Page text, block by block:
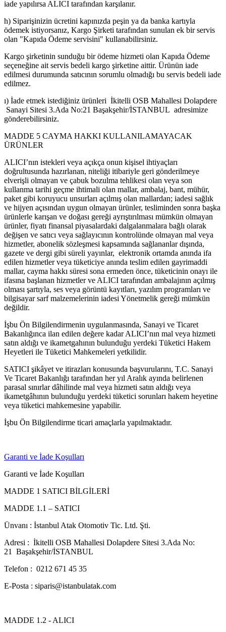
iade yapılırsa ALICI tarafından karşılanır.
h) Siparişinizin ücretini kapınızda peşin ya da banka kartıyla
ödemek istiyorsanız, Kargo Şirketi tarafından sunulan ek bir servis
olan "Kapıda Ödeme servisini" kullanabilirsiniz.
Kargo şirketinin sunduğu bir ödeme hizmeti olan Kapıda Ödeme
seçeneğine ait servis bedeli kargo şirketine aittir. Ürünün iade
edilmesi durumunda satıcının sorumlu olmadığı bu servis bedeli iade
edilmez.
ı) İade etmek istediğiniz ürünleri İkitelli OSB Mahallesi Dolapdere
Sanayi Sitesi 3.Ada No:21 Başakşehir/İSTANBUL adresimize
gönderebilirsiniz.
MADDE 5 CAYMA HAKKI KULLANILAMAYACAK
ÜRÜNLER
ALICI’nın istekleri veya açıkça onun kişisel ihtiyaçları
doğrultusunda hazırlanan, niteliği itibariyle geri gönderilmeye
elverişli olmayan ve çabuk bozulma tehlikesi olan veya son
kullanma tarihi geçme ihtimali olan mallar, ambalaj, bant, mühür,
paket gibi koruyucu unsurları açılmış olan mallardan; iadesi sağlık
ve hijyen açısından uygun olmayan ürünler, tesliminden sonra başka
ürünlerle karışan ve doğası gereği ayrıştırılması mümkün olmayan
ürünler, fiyatı finansal piyasalardaki dalgalanmalara bağlı olarak
değişen ve satıcı veya sağlayıcının kontrolünde olmayan mal veya
hizmetler, abonelik sözleşmesi kapsamında sağlananlar dışında,
gazete ve dergi gibi süreli yayınlar, elektronik ortamda anında ifa
edilen hizmetler veya tüketiciye anında teslim edilen gayrimaddi
mallar, cayma hakkı süresi sona ermeden önce, tüketicinin onayı ile
ifasına başlanan hizmetler ve ALICI tarafından ambalajının açılmış
olması şartıyla, ses veya görüntü kayıtları, yazılım programları ve
bilgisayar sarf malzemelerinin iadesi Yönetmelik gereği mümkün
değildir.
İşbu Ön Bilgilendirmenin uygulanmasında, Sanayi ve Ticaret
Bakanlığınca ilan edilen değere kadar ALICI’nın mal veya hizmeti
satın aldığı ve ikametgahının bulunduğu yerdeki Tüketici Hakem
Heyetleri ile Tüketici Mahkemeleri yetkilidir.
SATICI şikâyet ve itirazları konusunda başvurularını, T.C. Sanayi
Ve Ticaret Bakanlığı tarafından her yıl Aralık ayında belirlenen
parasal sınırlar dâhilinde mal veya hizmeti satın aldığı veya
ikametgâhının bulunduğu yerdeki tüketici sorunları hakem heyetine
veya tüketici mahkemesine yapabilir.
İşbu Ön Bilgilendirme ticari amaçlarla yapılmaktadır.
Garanti ve İade Koşulları
Garanti ve İade Koşulları
MADDE 1 SATICI BİLGİLERİ
MADDE 1.1 – SATICI
Ünvanı : İstanbul Atak Otomotiv Tic. Ltd. Şti.
Adresi : İkitelli OSB Mahallesi Dolapdere Sitesi 3.Ada No:
21 Başakşehir/İSTANBUL
Telefon : 0212 671 45 35
E-Posta : siparis@istanbulatak.com
MADDE 1.2 - ALICI